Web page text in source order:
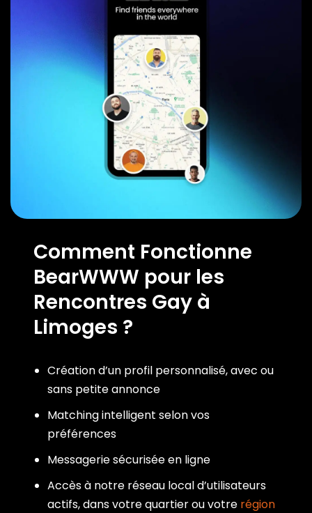
Comment Fonctionne
BearWWW pour les
Rencontres Gay à
Limoges ?
Création d’un profil personnalisé, avec ou
sans petite annonce
Matching intelligent selon vos
préférences
Messagerie sécurisée en ligne
Accès à notre réseau local d’utilisateurs
actifs, dans votre quartier ou votre région